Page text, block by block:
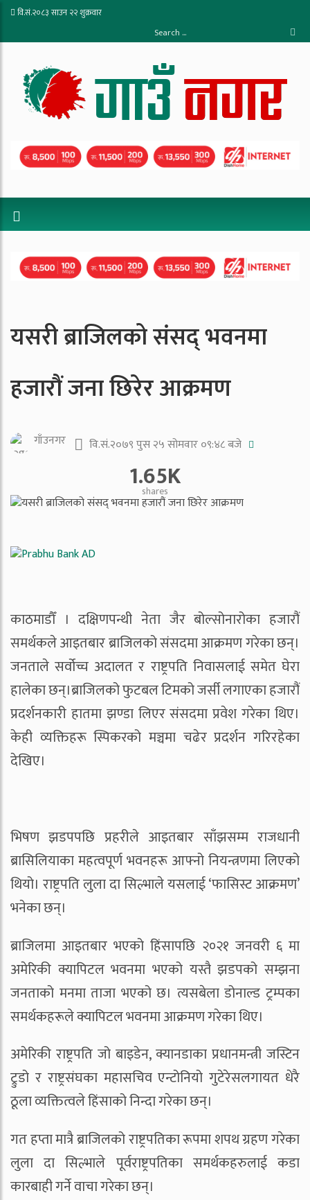
वि.सं.२०८३ साउन २२ शुक्रवार
यसरी ब्राजिलको संसद् भवनमा
हजारौं जना छिरेर आक्रमण
गाँउनगर वि.सं.२०७९ पुस २५ सोमवार ०९:४८ बजे
1.65K
shares
काठमाडौँ । दक्षिणपन्थी नेता जैर बोल्सोनारोका हजारौं
समर्थकले आइतबार ब्राजिलको संसदमा आक्रमण गरेका छन्।
जनताले सर्वोच्च अदालत र राष्ट्रपति निवासलाई समेत घेरा
हालेका छन्।ब्राजिलको फुटबल टिमको जर्सी लगाएका हजारौं
प्रदर्शनकारी हातमा झण्डा लिएर संसदमा प्रवेश गरेका थिए।
केही व्यक्तिहरू स्पिकरको मञ्चमा चढेर प्रदर्शन गरिरहेका
देखिए।
भिषण झडपपछि प्रहरीले आइतबार साँझसम्म राजधानी
ब्रासिलियाका महत्वपूर्ण भवनहरू आफ्नो नियन्त्रणमा लिएको
थियो। राष्ट्रपति लुला दा सिल्भाले यसलाई ‘फासिस्ट आक्रमण’
भनेका छन्।
ब्राजिलमा आइतबार भएको हिंसापछि २०२१ जनवरी ६ मा
अमेरिकी क्यापिटल भवनमा भएको यस्तै झडपको सम्झना
जनताको मनमा ताजा भएको छ। त्यसबेला डोनाल्ड ट्रम्पका
समर्थकहरूले क्यापिटल भवनमा आक्रमण गरेका थिए।
अमेरिकी राष्ट्रपति जो बाइडेन, क्यानडाका प्रधानमन्त्री जस्टिन
ट्रुडो र राष्ट्रसंघका महासचिव एन्टोनियो गुटेरेसलगायत धेरै
ठूला व्यक्तित्वले हिंसाको निन्दा गरेका छन्।
गत हप्ता मात्रै ब्राजिलको राष्ट्रपतिका रूपमा शपथ ग्रहण गरेका
लुला दा सिल्भाले पूर्वराष्ट्रपतिका समर्थकहरुलाई कडा
कारबाही गर्ने वाचा गरेका छन्।